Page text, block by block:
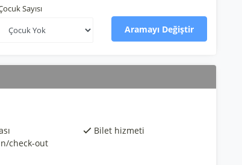
Sayısı
Aramayı Değiştir
Bilet hizmeti
check-out